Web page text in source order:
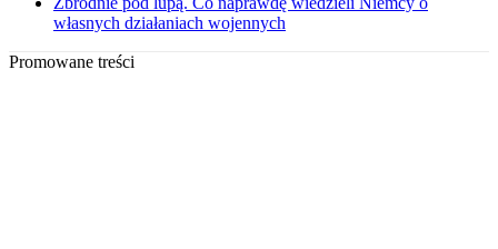
własnych działaniach wojennych
Promowane treści